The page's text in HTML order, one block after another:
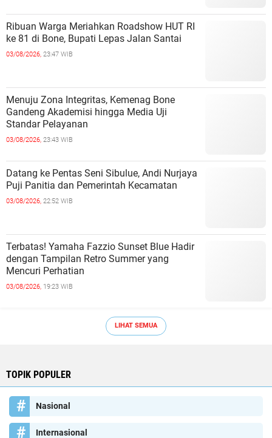
Ribuan Warga Meriahkan Roadshow HUT RI
ke 81 di Bone, Bupati Lepas Jalan Santai
03/08/2026, 23:47 WIB
Menuju Zona Integritas, Kemenag Bone
Gandeng Akademisi hingga Media Uji
Standar Pelayanan
03/08/2026, 23:43 WIB
Datang ke Pentas Seni Sibulue, Andi Nurjaya
Puji Panitia dan Pemerintah Kecamatan
03/08/2026, 22:52 WIB
Terbatas! Yamaha Fazzio Sunset Blue Hadir
dengan Tampilan Retro Summer yang
Mencuri Perhatian
03/08/2026, 19:23 WIB
LIHAT SEMUA
TOPIK POPULER
Nasional
Internasional